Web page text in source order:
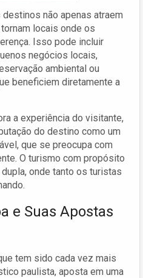
não apenas atraem
locais onde os
Isso pode incluir
negócios locais,
ambiental ou
beneficiem diretamente a
a experiência do visitante,
do destino como um
que se preocupa com
O turismo com propósito
onde tanto os turistas
e Suas Apostas
tem sido cada vez mais
paulista, aposta em uma